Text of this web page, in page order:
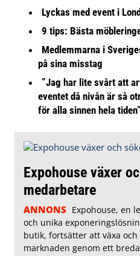
Lyckas med event i
9 tips: Bästa
Medlemmarna i
på sina misstag
”Jag har lite svårt att
eventet då nivån är så
för alla sinnen hela tiden”
Expohouse växer
medarbetare
ANNONS Expohouse, en
och unika
butik, fortsätter att växa
marknaden genom ett